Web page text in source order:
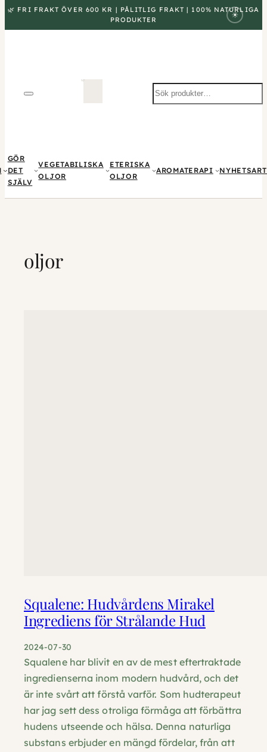
🌿 FRI FRAKT ÖVER 600 KR | PÅLITLIG FRAKT | 100% NATURLIGA
PRODUKTER
☀
Sök
produkter
GÖR
DET
SJÄLV
VEGETABILISKA
OLJOR
ETERISKA
OLJOR
AROMATERAPI
oljor
Squalene: Hudvårdens Mirakel
Ingrediens för Strålande Hud
2024-07-30
Squalene har blivit en av de mest eftertraktade
ingredienserna inom modern hudvård, och det
är inte svårt att förstå varför. Som hudterapeut
har jag sett dess otroliga förmåga att förbättra
hudens utseende och hälsa. Denna naturliga
substans erbjuder en mängd fördelar, från att